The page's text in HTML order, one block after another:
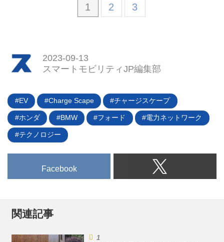
1 2 3
2023-09-13
スマートモビリティJP編集部
EV Charge Scape チャージスケープ
ホンダ BMW フォード 電力ネットワーク
テクノロジー
Facebook
関連記事